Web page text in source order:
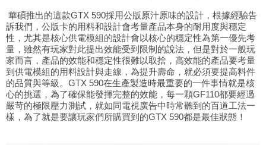
華碩推出的這款GTX 590採用公版原汁原味的設計，根據經驗告
訴我們，公版卡的用料和設計會考量產品本身的耐用度與穩定
性，尤其是核心供電模組的設計會以核心的穩定性為第一優先考
量，雖然有玩家對此提出效能受到限制的說法，但是對於一般玩
家而言，產品的效能和穩定性很難以取捨，高效能的產品要考量
到供電模組的用料設計與走線，為提升壽命，就必須要提高料件
的品質與等級。GTX 590在生產製造時最重要的一件事情就是核
心的挑選，為了確保能發揮完整的效能，每一顆GF110都要經過
嚴苛的極限壓力測試，就如同電視廣告中時常聽到的百道工法一
樣，為了就是要讓玩家們所購買到的GTX 590都是最佳狀態！